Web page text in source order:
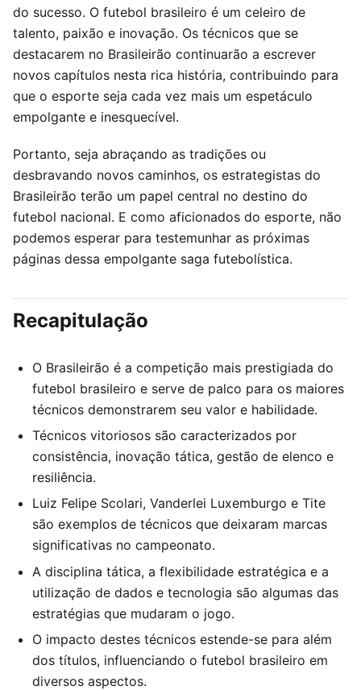
do sucesso. O futebol brasileiro é um celeiro de
talento, paixão e inovação. Os técnicos que se
destacarem no Brasileirão continuarão a escrever
novos capítulos nesta rica história, contribuindo para
que o esporte seja cada vez mais um espetáculo
empolgante e inesquecível.
Portanto, seja abraçando as tradições ou
desbravando novos caminhos, os estrategistas do
Brasileirão terão um papel central no destino do
futebol nacional. E como aficionados do esporte, não
podemos esperar para testemunhar as próximas
páginas dessa empolgante saga futebolística.
Recapitulação
O Brasileirão é a competição mais prestigiada do
futebol brasileiro e serve de palco para os maiores
técnicos demonstrarem seu valor e habilidade.
Técnicos vitoriosos são caracterizados por
consistência, inovação tática, gestão de elenco e
resiliência.
Luiz Felipe Scolari, Vanderlei Luxemburgo e Tite
são exemplos de técnicos que deixaram marcas
significativas no campeonato.
A disciplina tática, a flexibilidade estratégica e a
utilização de dados e tecnologia são algumas das
estratégias que mudaram o jogo.
O impacto destes técnicos estende-se para além
dos títulos, influenciando o futebol brasileiro em
diversos aspectos.